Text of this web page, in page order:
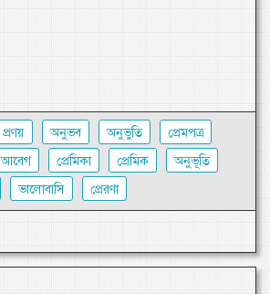
প্রণয় অনুভব অনুভুতি
প্রেমপত্র
আবেগ প্রেমিকা প্রেমিক
অনুভূতি
ভালোবাসি প্রেরণা